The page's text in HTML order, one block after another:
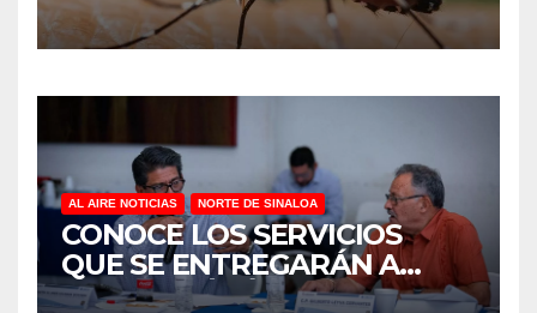
AL AIRE NOTICIAS NORTE DE SINALOA
CONOCE LOS SERVICIOS
QUE SE ENTREGARÁN A
JUAN JOSÉ RÍOS